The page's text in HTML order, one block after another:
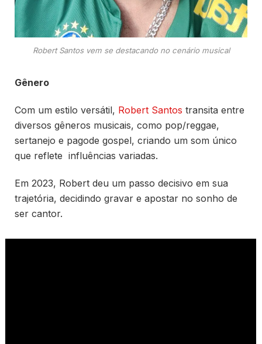
Robert Santos vem se destacando no cenário musical
Gênero
Com um estilo versátil, Robert Santos transita entre
diversos gêneros musicais, como pop/reggae,
sertanejo e pagode gospel, criando um som único
que reflete influências variadas.
Em 2023, Robert deu um passo decisivo em sua
trajetória, decidindo gravar e apostar no sonho de
ser cantor.